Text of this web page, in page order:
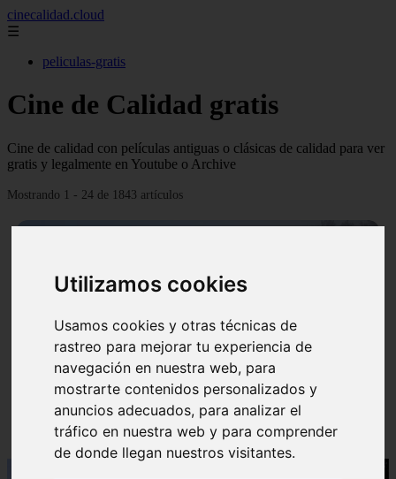
Utilizamos cookies
Usamos cookies y otras técnicas de
rastreo para mejorar tu experiencia de
navegación en nuestra web, para
mostrarte contenidos personalizados y
anuncios adecuados, para analizar el
tráfico en nuestra web y para comprender
de donde llegan nuestros visitantes.
cinecalidad.cloud
☰
peliculas-gratis
Cine de Calidad gratis
Cine de calidad con películas antiguas o clásicas de calidad para ver
gratis y legalmente en Youtube o Archive
Mostrando 1 - 24 de 1843 artículos
Solo Las Bestias - Final Explicado